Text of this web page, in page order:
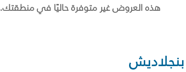
هذه العروض غير متوفرة حاليًا في منطقتك.
بنجلاديش